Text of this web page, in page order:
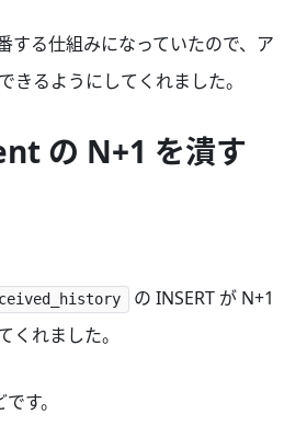
する仕組みになっていたので、ア
きるようにしてくれました。
の N+1 を潰す
の INSERT が N+1
くれました。
す。